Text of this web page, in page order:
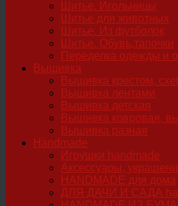
Шитье. Игольницы
Шитье для животных
Шитье. Из футболок
Шитье. Обувь,тапочки
Переделка одежды и
Вышивка
Вышивка крестом,
Вышивка лентами
Вышивка детская
Вышивка ковровая,
Вышивка разная
Handmade
Игрушки handmade
Аксессуары,
HANDMADE для дома
ДЛЯ ДАЧИ И САДА